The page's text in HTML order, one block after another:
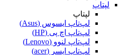
لپتاپ
لپتاپ
لپ‌تاپ ایسوس (Asus)
لپ‌تاپ اچ پی (HP)
لپ‌تاپ لنوو (Lenovo)
لپ‌تاپ ایسر (acer)